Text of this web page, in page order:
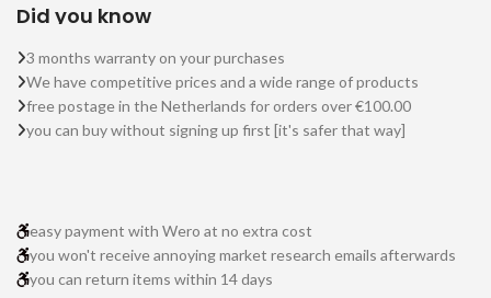
Did you know
3 months warranty on your purchases
We have competitive prices and a wide range of products
free postage in the Netherlands for orders over €100.00
you can buy without signing up first [it's safer that way]
easy payment with Wero at no extra cost
you won't receive annoying market research emails afterwards
you can return items within 14 days